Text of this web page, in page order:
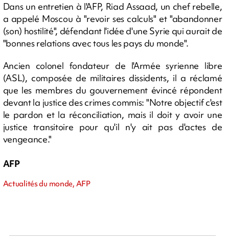
Dans un entretien à l'AFP, Riad Assaad, un chef rebelle,
a appelé Moscou à "revoir ses calculs" et "abandonner
(son) hostilité", défendant l'idée d'une Syrie qui aurait de
"bonnes relations avec tous les pays du monde".
Ancien colonel fondateur de l'Armée syrienne libre
(ASL), composée de militaires dissidents, il a réclamé
que les membres du gouvernement évincé répondent
devant la justice des crimes commis: "Notre objectif c'est
le pardon et la réconciliation, mais il doit y avoir une
justice transitoire pour qu'il n'y ait pas d'actes de
vengeance."
AFP
Actualités du monde, AFP